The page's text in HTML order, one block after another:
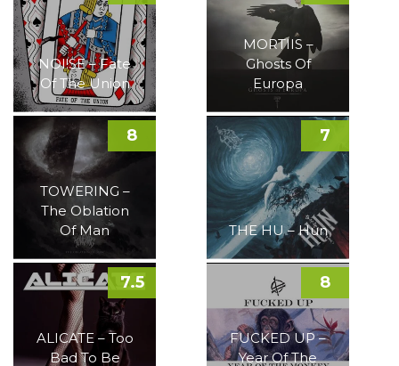
NOI!SE – Fate
Of The Union
MORTIIS –
Ghosts Of
Europa
TOWERING –
The Oblation
Of Man
8
THE HU – Hun
7
ALICATE – Too
Bad To Be
7.5
FUCKED UP –
Year Of The
8